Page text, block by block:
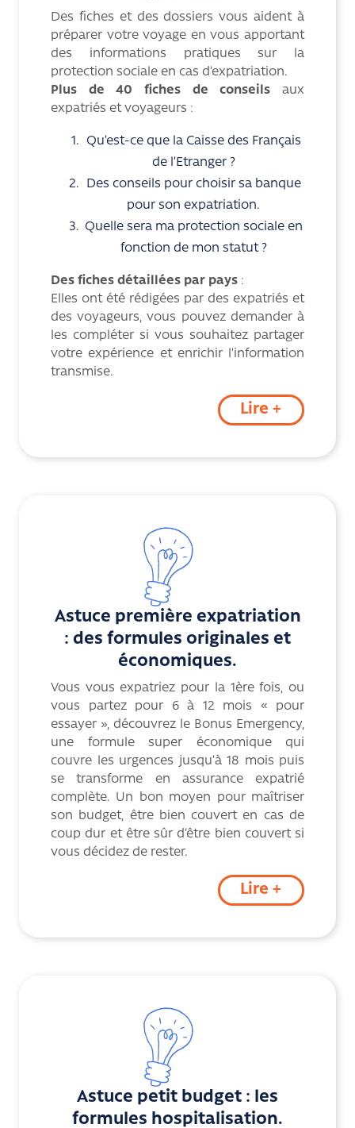
Des fiches et des dossiers vous aident à
préparer votre voyage en vous apportant
des informations pratiques sur la
protection sociale en cas d’expatriation.
Plus de 40 fiches de conseils aux
expatriés et voyageurs :
Qu’est-ce que la Caisse des Français
de l’Etranger ?
Des conseils pour choisir sa banque
pour son expatriation.
Quelle sera ma protection sociale en
fonction de mon statut ?
Des fiches détaillées par pays :
Elles ont été rédigées par des expatriés et
des voyageurs, vous pouvez demander à
les compléter si vous souhaitez partager
votre expérience et enrichir l’information
transmise.
Lire +
Astuce première expatriation
: des formules originales et
économiques.
Vous vous expatriez pour la 1ère fois, ou
vous partez pour 6 à 12 mois « pour
essayer », découvrez le Bonus Emergency,
une formule super économique qui
couvre les urgences jusqu’à 18 mois puis
se transforme en assurance expatrié
complète. Un bon moyen pour maîtriser
son budget, être bien couvert en cas de
coup dur et être sûr d’être bien couvert si
vous décidez de rester.
Lire +
Astuce petit budget : les
formules hospitalisation.